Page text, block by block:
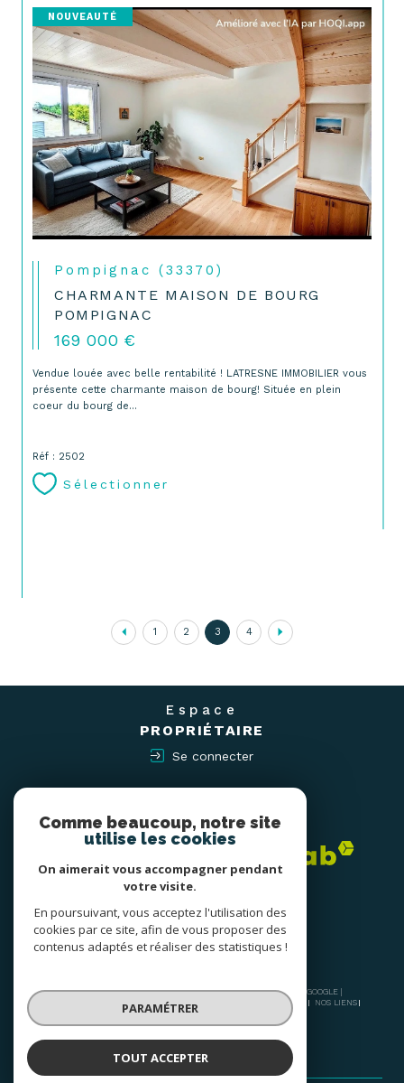
NOUVEAUTÉ
Pompignac (33370)
CHARMANTE MAISON DE BOURG
POMPIGNAC
169 000 €
Vendue louée avec belle rentabilité ! LATRESNE IMMOBILIER vous
présente cette charmante maison de bourg! Située en plein
coeur du bourg de...
Réf : 2502
Sélectionner
1 2 3 4
Espace
PROPRIÉTAIRE
Se connecter
ADHÉRONS
© 2026 | TOUS DROITS RÉSERVÉS | TRADUCTION POWERED BY GOOGLE |
PLAN DU SITE MENTIONS LÉGALES ADMIN
NOS LIENS
POLITIQUE RGPD
Comme beaucoup, notre site
utilise les cookies
On aimerait vous accompagner pendant
votre visite.
En poursuivant, vous acceptez l'utilisation des
cookies par ce site, afin de vous proposer des
contenus adaptés et réaliser des statistiques !
PARAMÉTRER
TOUT ACCEPTER